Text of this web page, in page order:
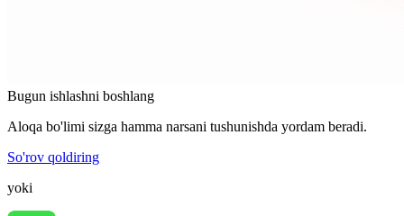
Bugun ishlashni boshlang
Aloqa bo'limi sizga hamma narsani tushunishda yordam beradi.
So'rov qoldiring
yoki